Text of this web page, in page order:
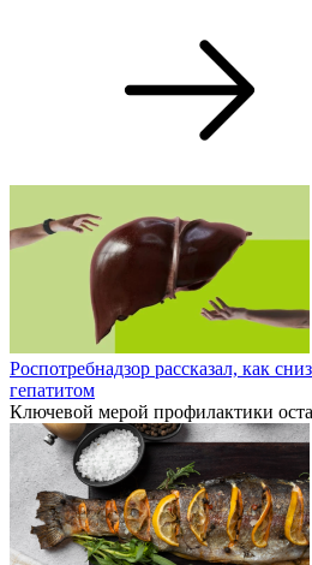
Роспотребнадзор рассказал, как
гепатитом
Ключевой мерой профилактики